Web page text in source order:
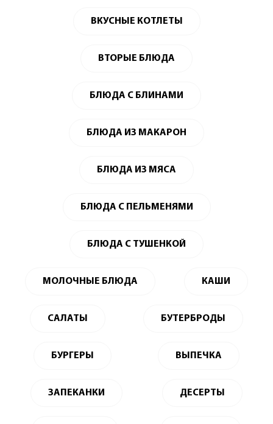
ВКУСНЫЕ КОТЛЕТЫ
ВТОРЫЕ БЛЮДА
БЛЮДА С БЛИНАМИ
БЛЮДА ИЗ МАКАРОН
БЛЮДА ИЗ МЯСА
БЛЮДА С ПЕЛЬМЕНЯМИ
БЛЮДА С ТУШЕНКОЙ
МОЛОЧНЫЕ БЛЮДА КАШИ
САЛАТЫ БУТЕРБРОДЫ
БУРГЕРЫ ВЫПЕЧКА
ЗАПЕКАНКИ ДЕСЕРТЫ